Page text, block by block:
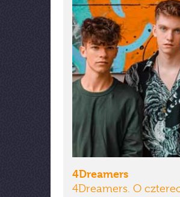
4Dreamers
4Dreamers. O